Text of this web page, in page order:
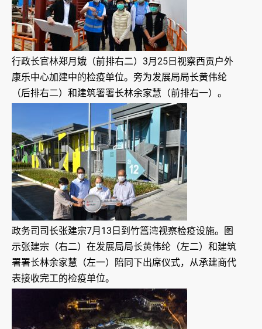
行政长官林郑月娥（前排右二）3月25日视察西贡户外
康乐中心加建中的检疫单位。旁为发展局局长黄伟纶
（后排右二）和建筑署署长林余家慧（前排右一）。
政务司司长张建宗7月13日到竹篙湾视察检疫设施。图
示张建宗（右二）在发展局局长黄伟纶（左二）和建筑
署署长林余家慧（左一）陪同下出席仪式，从承建商代
表接收完工的检疫单位。